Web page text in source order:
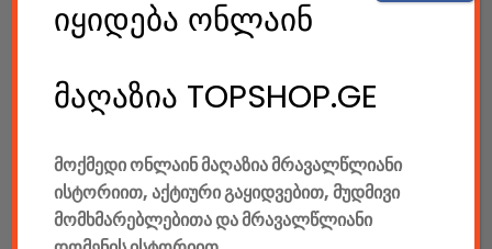
185.00GEL
Gaming Სავარძელი Defender Corsair CL-361, Red/black,PU,50mm
Gaming Სავარძელი Defender Devastator CT-365, Red/black,PU,50mm
იყიდება ონლაინ
მაღაზია TOPSHOP.GE
მოქმედი ონლაინ მაღაზია მრავალწლიანი
ისტორიით, აქტიური გაყიდვებით, მუდმივი
მომხმარებლებითა და მრავალწლიანი